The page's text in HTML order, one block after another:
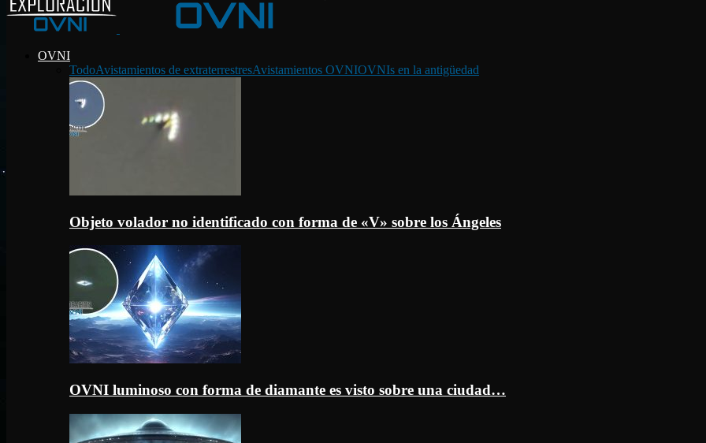
OVNI
TodoAvistamientos de extraterrestresAvistamientos OVNIOVNIs en la antigüedad
Objeto volador no identificado con forma de «V» sobre los Ángeles
OVNI luminoso con forma de diamante es visto sobre una ciudad…